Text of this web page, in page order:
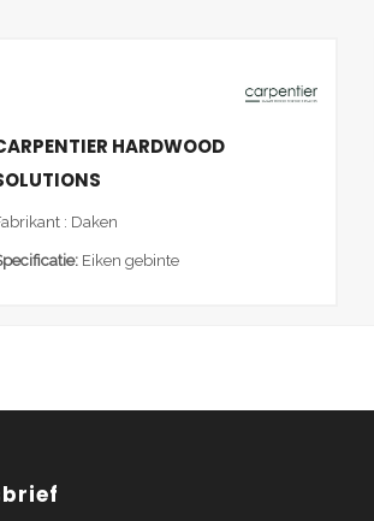
HARDWOOD
: Daken
Eiken gebinte